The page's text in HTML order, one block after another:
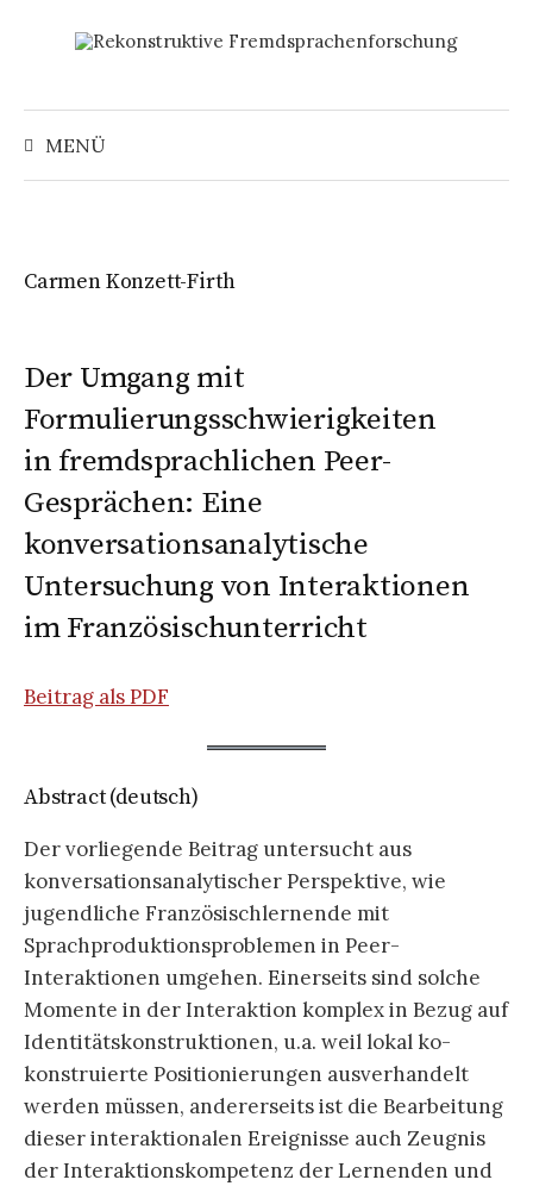
MENÜ
Suchen
Carmen Konzett-Firth
Der Umgang mit
Formulierungsschwierigkeiten
in fremdsprachlichen Peer-
Gesprächen: Eine
konversationsanalytische
Untersuchung von Interaktionen
im Französischunterricht
Beitrag als PDF
Abstract (deutsch)
Der vorliegende Beitrag untersucht aus
konversationsanalytischer Perspektive, wie
jugendliche Französischlernende mit
Sprachproduktionsproblemen in Peer-
Interaktionen umgehen. Einerseits sind solche
Momente in der Interaktion komplex in Bezug auf
Identitätskonstruktionen, u.a. weil lokal ko-
konstruierte Positionierungen ausverhandelt
werden müssen, andererseits ist die Bearbeitung
dieser interaktionalen Ereignisse auch Zeugnis
der Interaktionskompetenz der Lernenden und